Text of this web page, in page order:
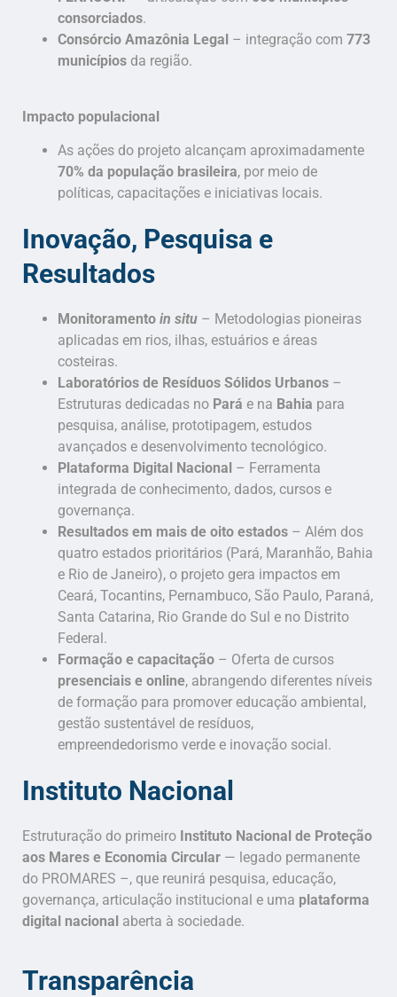
consorciados.
Consórcio Amazônia Legal – integração com 773
municípios da região.
Impacto populacional
As ações do projeto alcançam aproximadamente
70% da população brasileira, por meio de
políticas, capacitações e iniciativas locais.
Inovação, Pesquisa e
Resultados
Monitoramento in situ – Metodologias pioneiras
aplicadas em rios, ilhas, estuários e áreas
costeiras.
Laboratórios de Resíduos Sólidos Urbanos –
Estruturas dedicadas no Pará e na Bahia para
pesquisa, análise, prototipagem, estudos
avançados e desenvolvimento tecnológico.
Plataforma Digital Nacional – Ferramenta
integrada de conhecimento, dados, cursos e
governança.
Resultados em mais de oito estados – Além dos
quatro estados prioritários (Pará, Maranhão, Bahia
e Rio de Janeiro), o projeto gera impactos em
Ceará, Tocantins, Pernambuco, São Paulo, Paraná,
Santa Catarina, Rio Grande do Sul e no Distrito
Federal.
Formação e capacitação – Oferta de cursos
presenciais e online, abrangendo diferentes níveis
de formação para promover educação ambiental,
gestão sustentável de resíduos,
empreendedorismo verde e inovação social.
Instituto Nacional
Estruturação do primeiro Instituto Nacional de Proteção
aos Mares e Economia Circular — legado permanente
do PROMARES –, que reunirá pesquisa, educação,
governança, articulação institucional e uma plataforma
digital nacional aberta à sociedade.
Transparência